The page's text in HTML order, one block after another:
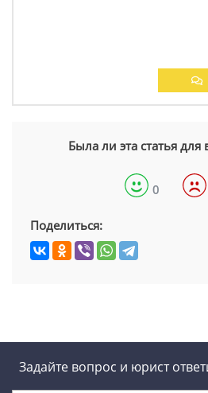
Была ли эта статья для
0
Поделиться:
Задайте вопрос и юрист